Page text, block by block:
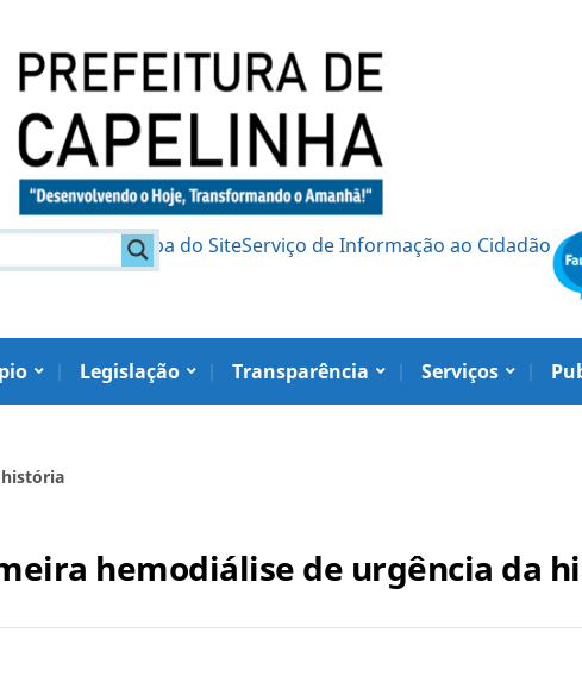
Mapa do SiteServiço de Informação ao Cidadão
Legislação Transparência Serviços
hemodiálise de urgência da